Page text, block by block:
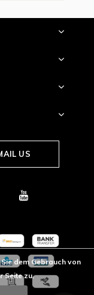
US
dem Gebrauch von
Seite zu.